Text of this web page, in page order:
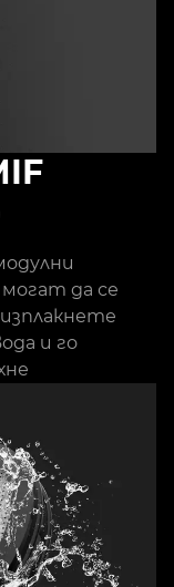
да се
и го